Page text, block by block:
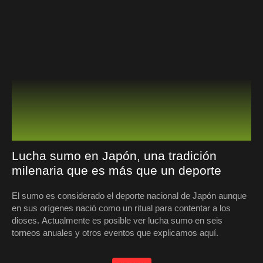
Lucha sumo en Japón, una tradición
milenaria que es más que un deporte
El sumo es considerado el deporte nacional de Japón aunque
en sus orígenes nació como un ritual para contentar a los
dioses. Actualmente es posible ver lucha sumo en seis
torneos anuales y otros eventos que explicamos aquí.